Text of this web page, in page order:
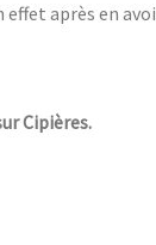
après en
Cipières.